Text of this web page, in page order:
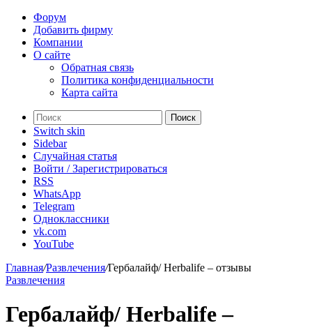
Форум
Добавить фирму
Компании
О сайте
Обратная связь
Политика конфиденциальности
Карта сайта
Поиск
Switch skin
Sidebar
Случайная статья
Войти / Зарегистрироваться
RSS
WhatsApp
Telegram
Одноклассники
vk.com
YouTube
Главная/Развлечения/Гербалайф/ Herbalife – отзывы
Развлечения
Гербалайф/ Herbalife –